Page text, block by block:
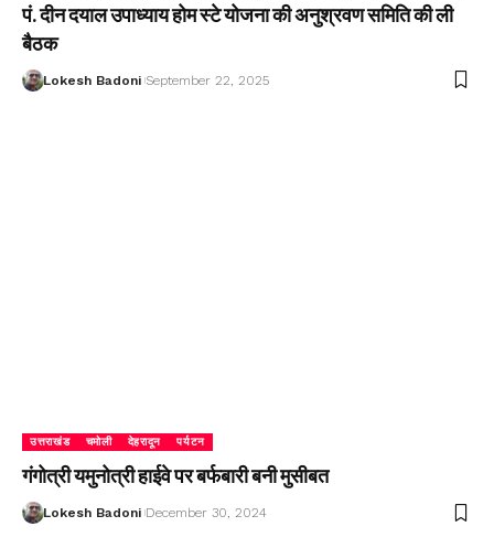
पं. दीन दयाल उपाध्याय होम स्टे योजना की अनुश्रवण समिति की ली
बैठक
Lokesh Badoni September 22, 2025
उत्तराखंड चमोली देहरादून पर्यटन
गंगोत्री यमुनोत्री हाईवे पर बर्फबारी बनी मुसीबत
Lokesh Badoni December 30, 2024